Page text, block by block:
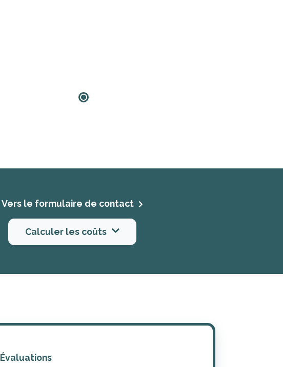
Vers le formulaire de contact
Calculer les coûts
Évaluations